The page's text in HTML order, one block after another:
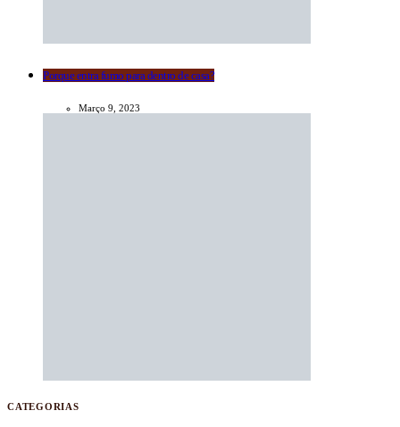
Porque entra fumo para dentro de casa?
Março 9, 2023
CATEGORIAS